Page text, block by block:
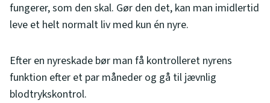
fungerer, som den skal. Gør den det, kan man imidlertid
leve et helt normalt liv med kun én nyre.
Efter en nyreskade bør man få kontrolleret nyrens
funktion efter et par måneder og gå til jævnlig
blodtrykskontrol.